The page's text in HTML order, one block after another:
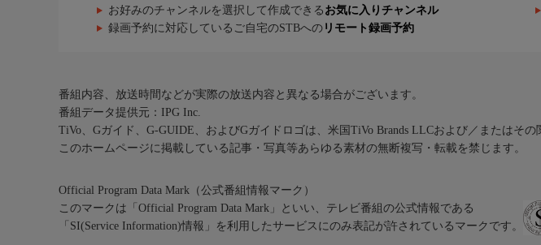
お好みのチャンネルを選択して作成できる お気に入りチャンネル
録画予約に対応しているご自宅のSTBへの リモート録画予約
番組内容、放送時間などが実際の放送内容と異なる場合がございます。
番組データ提供元：IPG Inc.
TiVo、Gガイド、G-GUIDE、およびGガイドロゴは、米国TiVo Brands LLCおよび／またはそ
このホームページに掲載している記事・写真等あらゆる素材の無断複写・転載を禁じます。
Official Program Data Mark（公式番組情報マーク）
このマークは「Official Program Data Mark」といい、テレビ番組の公式情報である
「SI(Service Information)情報」を利用したサービスにのみ表記が許されているマークです。